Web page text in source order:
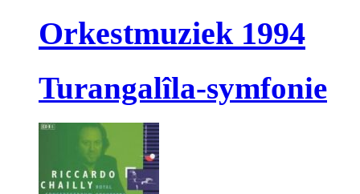
Orkestmuziek 1994
Turangalîla-symfonie